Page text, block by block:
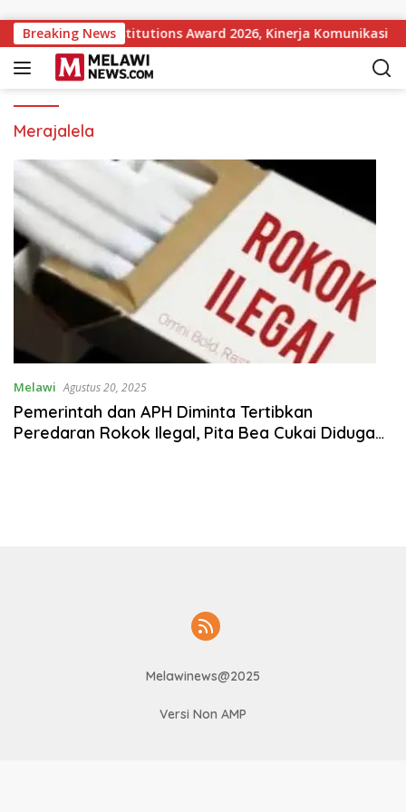
Breaking News
Government Institutions Award 2026, Kinerja Komunikasi
Merajalela
Melawi Agustus 20, 2025
Pemerintah dan APH Diminta Tertibkan
Peredaran Rokok Ilegal, Pita Bea Cukai Diduga
Melawinews@2025
Versi Non AMP